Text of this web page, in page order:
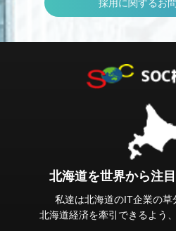
採用に関するお
北海道を世界から注
私達は北海道のIT企業の草
北海道経済を牽引できるよう